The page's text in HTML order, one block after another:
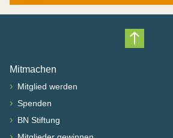
Nach
Mitmachen
› Mitglied werden
› Spenden
› BN Stiftung